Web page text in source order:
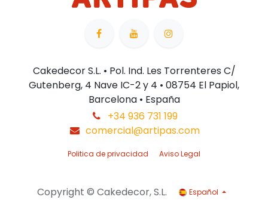
Cakedecor S.L. • Pol. Ind. Les Torrenteres C/
Gutenberg, 4 Nave IC-2 y 4 • 08754 El Papiol,
Barcelona • España
+34 936 731 199
comercial@artipas.com
Politica de privacidad Aviso Legal
Copyright © Cakedecor, S.L. Español